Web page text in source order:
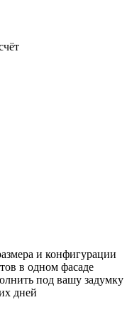
и конфигурации
в одном фасаде
под вашу задумку
дней